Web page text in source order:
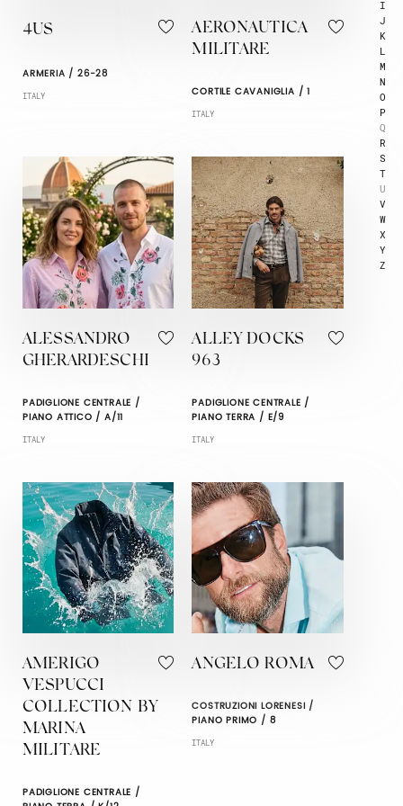
I
J
K
L
M
N
O
P
Q
R
S
T
U
V
W
X
Y
Z
4US
ARMERIA / 26-28
ITALY
AERONAUTICA
MILITARE
CORTILE CAVANIGLIA / 1
ITALY
ALESSANDRO
GHERARDESCHI
PADIGLIONE CENTRALE /
PIANO ATTICO / A/11
ITALY
ALLEY DOCKS
963
PADIGLIONE CENTRALE /
PIANO TERRA / E/9
ITALY
AMERIGO
VESPUCCI
COLLECTION BY
MARINA
MILITARE
PADIGLIONE CENTRALE /
ANGELO ROMA
COSTRUZIONI LORENESI /
PIANO PRIMO / 8
ITALY